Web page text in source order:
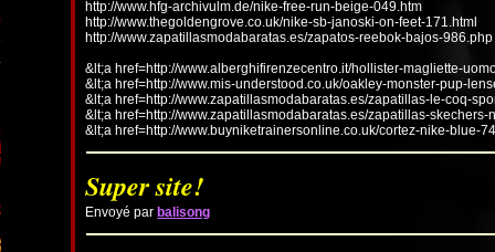
http://www.hfg-archivulm.de/nike-free-run-beige-049.htm
http://www.thegoldengrove.co.uk/nike-sb-janoski-on-feet-171.html
http://www.zapatillasmodabaratas.es/zapatos-reebok-bajos-986.php
&lt;a href=http://www.alberghifirenzecentro.it/hollister-magliette-
&lt;a href=http://www.mis-understood.co.uk/oakley-monster-pup-
&lt;a href=http://www.zapatillasmodabaratas.es/zapatillas-le-coq-
&lt;a href=http://www.zapatillasmodabaratas.es/zapatillas-
&lt;a href=http://www.buyniketrainersonline.co.uk/cortez-nike-blue-
Super site!
Envoyé par balisong